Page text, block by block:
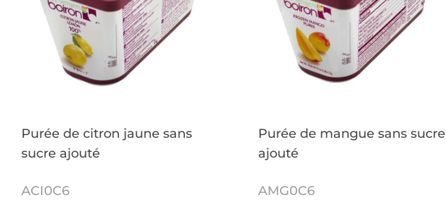
Purée de citron jaune sans
sucre ajouté
ACI0C6
Purée de mangue sans sucre
ajouté
AMG0C6